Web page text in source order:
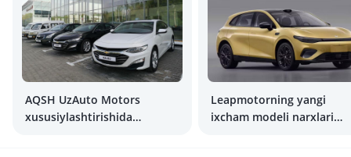
AQSH UzAuto Motors
xususiylashtirishida
Leapmotorning yangi
ixcham modeli narxlari